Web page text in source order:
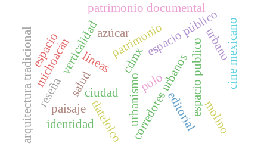
verticalidad
lineas
ciudad urbanismo
cdmx
corredores urbanos
editorialespacio publico
patrimonioespacio público
tlatelolco
salud
paisaje
reseña
molino
azúcar
michoacán urbano
polo
arquitectura tradicional cine mexicano
espacio
identidad
patrimonio documental